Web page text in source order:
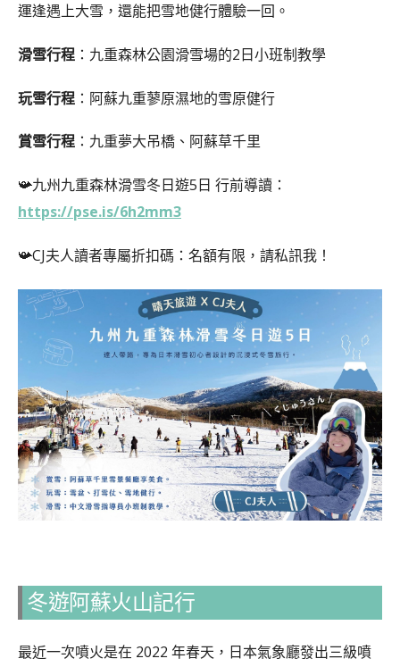
運逢遇上大雪，還能把雪地健行體驗一回。
滑雪行程 ：九重森林公園滑雪場的2日小班制教學
玩雪行程 ：阿蘇九重蓼原濕地的雪原健行
賞雪行程 ：九重夢大吊橋、阿蘇草千里
📯九州九重森林滑雪冬日遊5日 行前導讀：
https://pse.is/6h2mm3
📯CJ夫人讀者專屬折扣碼：名額有限，請私訊我！
冬遊阿蘇火山記行
最近一次噴火是在 2022 年春天，日本氣象廳發出三級噴